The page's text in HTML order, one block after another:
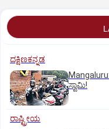
ದಕ್ಷಿಣಕನ್ನಡ
ಸ್ವಾಮಿ!
ರಾಷ್ಟ್ರೀಯ